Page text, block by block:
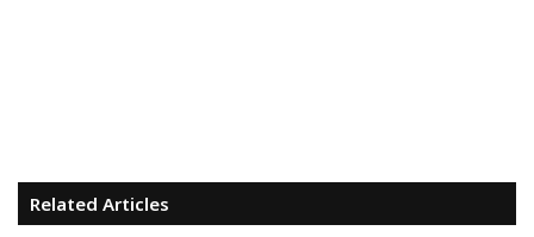
Related Articles